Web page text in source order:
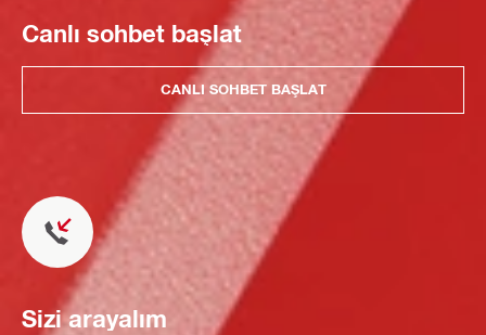
Canlı sohbet başlat
CANLI SOHBET BAŞLAT
Sizi arayalım